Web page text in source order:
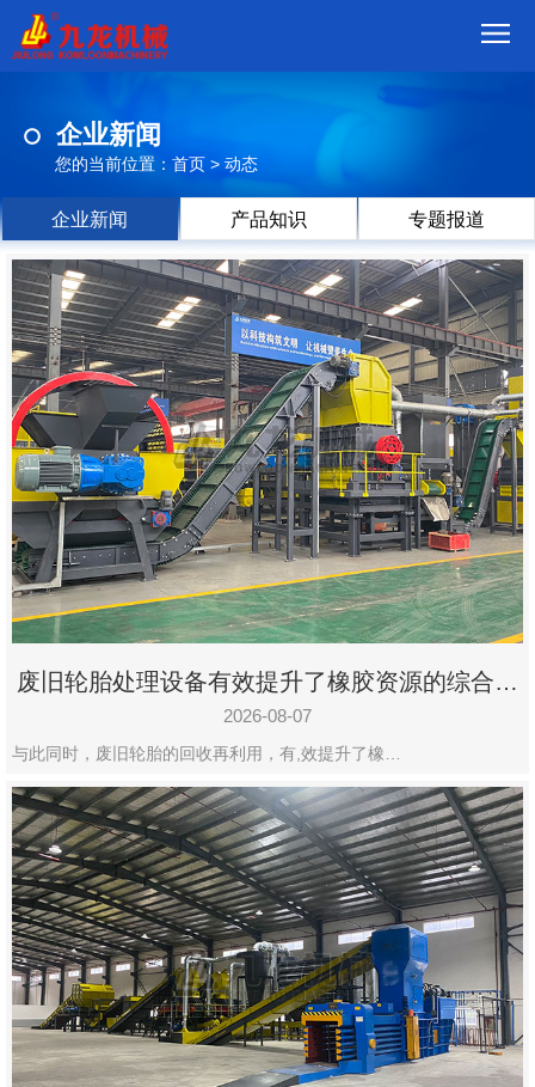
品
视
频
现
场
方
案
动
态
联
系
郑
州
市
九
设
有
限
公
司
豫
ICP
备
19020390
号-1
企业新闻
您的当前位置： 首页 > 动态
企业新闻 产品知识 专题报道
废旧轮胎处理设备有效提升了橡胶资源的综合利
用率
2026-08-07
与此同时，废旧轮胎的回收再利用，有,效提升了橡…